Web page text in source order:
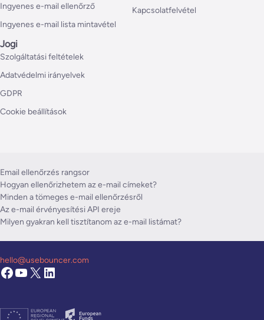
Ingyenes e-mail ellenőrző
Ingyenes e-mail lista mintavétel
Kapcsolatfelvétel
Jogi
Szolgáltatási feltételek
Adatvédelmi irányelvek
GDPR
Cookie beállítások
Email ellenőrzés rangsor
Hogyan ellenőrizhetem az e-mail címeket?
Minden a tömeges e-mail ellenőrzésről
Az e-mail érvényesítési API ereje
Milyen gyakran kell tisztítanom az e-mail listámat?
hello@usebouncer.com